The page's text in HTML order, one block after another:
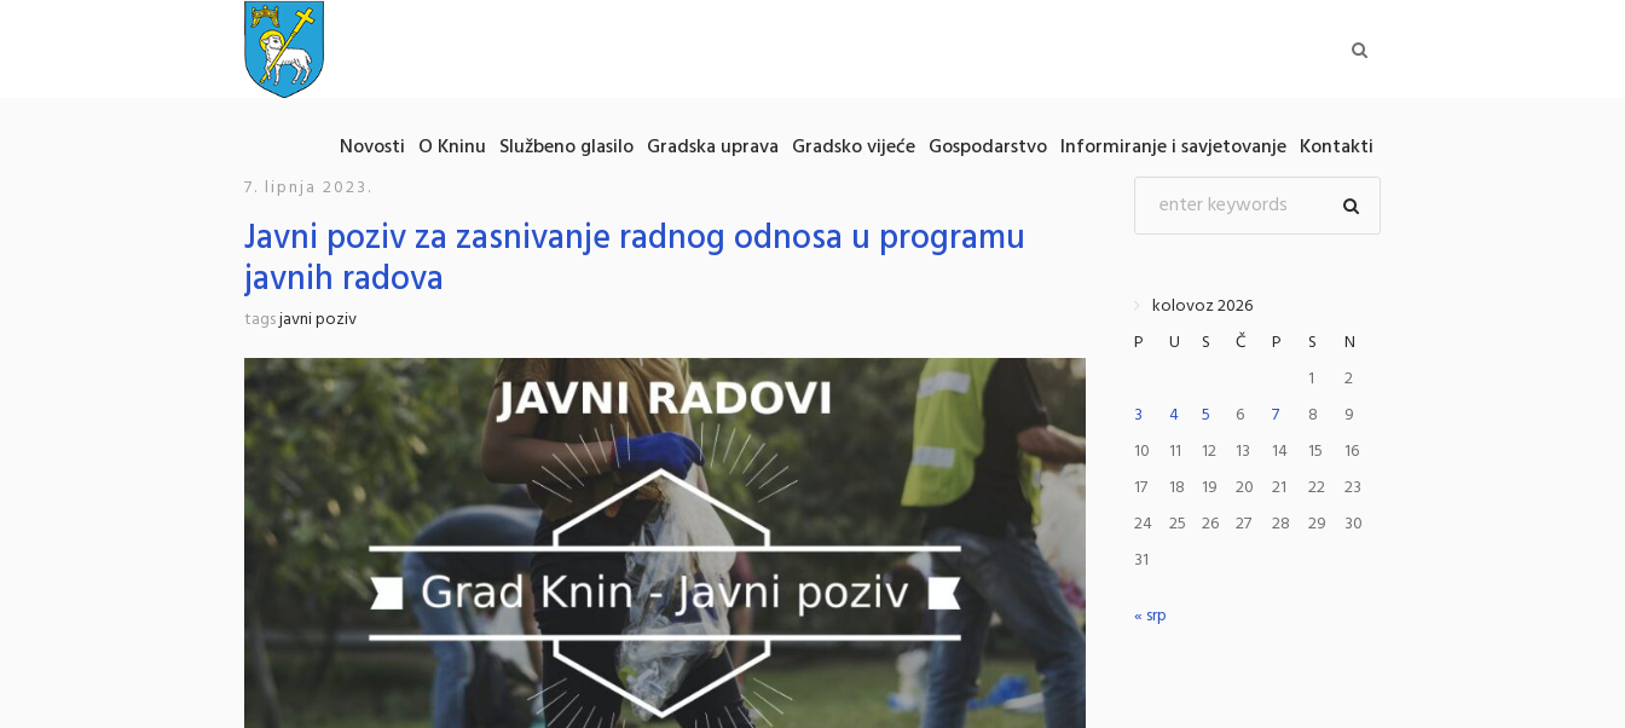
Novosti O Kninu Službeno glasilo Gradska uprava Gradsko vijeće Gospodarstvo Informiranje i savjetovanje Kontakti
7. lipnja 2023.
Javni poziv za zasnivanje radnog odnosa u programu
javnih radova
tagsjavni poziv
kolovoz 2026
P
U S Č P S
N
1
2
3
4 5 6 7 8
9
10
11 12 13 14 15
16
17
18 19 20 21 22
23
24
25 26 27 28 29
30
31
« srp